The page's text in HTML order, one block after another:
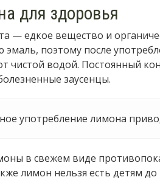
для здоровья
— едкое вещество и
эмаль, поэтому после
чистой водой. Постоянный
заусенцы.
употребление лимона
в свежем виде
лимон нельзя есть детям